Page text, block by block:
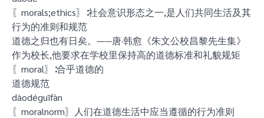
〖morals;ethics〗∶社会意识形态之一,是人们共同生活及其
行为的准则和规范
道德之归也有日矣。——唐·韩愈《朱文公校昌黎先生集》
作为校长,他要求在学校里保持高的道德标准和礼貌规矩
〖moral〗∶合乎道德的
道德规范
dàodéguīfàn
〖moralnorm〗人们在道德生活中应当遵循的行为准则